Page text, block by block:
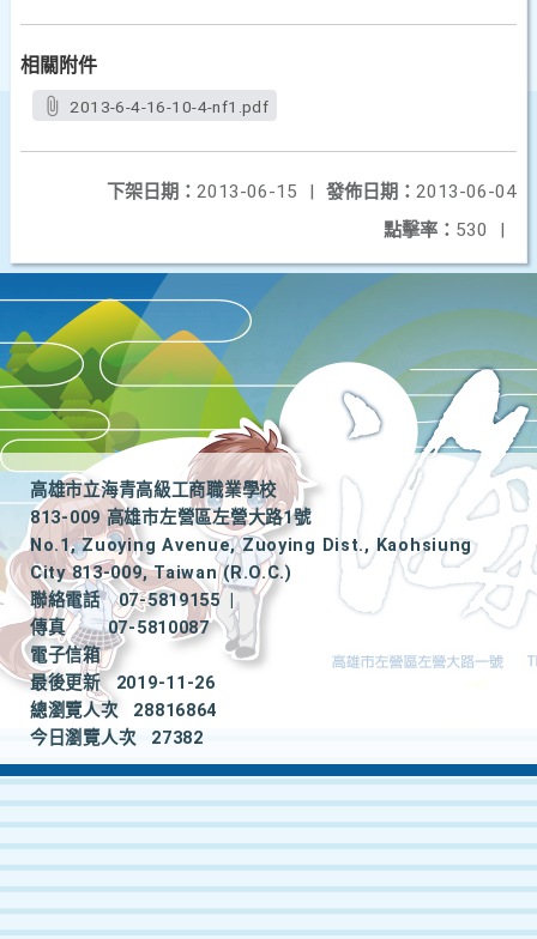
相關附件
2013-6-4-16-10-4-nf1.pdf
發佈日期： 2013-06-04
下架日期： 2013-06-15
|
點擊率： 530 |
高雄市立海青高級工商職業學校
813-009 高雄市左營區左營大路1號
No.1, Zuoying Avenue, Zuoying Dist., Kaohsiung
City 813-009, Taiwan (R.O.C.)
聯絡電話
07-5819155
|
傳真
07-5810087
電子信箱
最後更新
2019-11-26
總瀏覽人次
28816864
今日瀏覽人次
27382